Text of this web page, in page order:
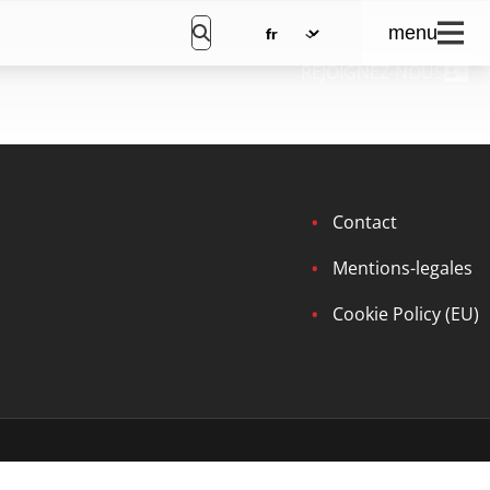
menu
REJOIGNEZ-NOUS
Contact
Mentions-legales
Cookie Policy (EU)